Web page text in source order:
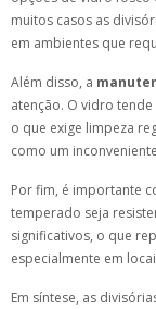
muitos casos as
em ambientes que
Além disso, a
atenção. O vidro
o que exige limpeza
como um
Por fim, é importante
temperado seja
significativos, o que
especialmente em
Em síntese, as